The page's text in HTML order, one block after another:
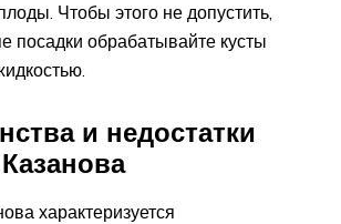
Чтобы этого не допустить,
посадки обрабатывайте кусты
и недостатки
характеризуется